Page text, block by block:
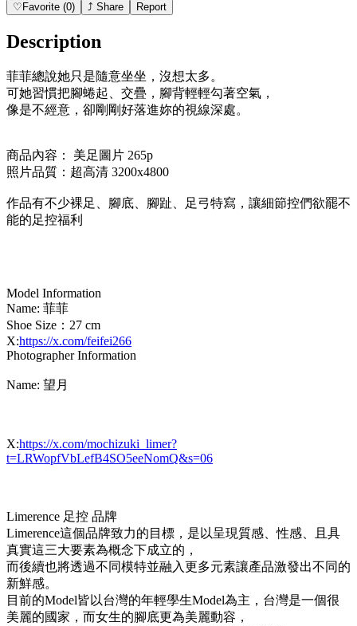
♡ Favorite (0) ⤴ Share Report
Description
菲菲總說她只是隨意坐坐，沒想太多。
可她習慣把腳蜷起、交疊，腳背輕輕勾著空氣，
像是不經意，卻剛剛好落進妳的視線深處。
商品內容： 美足圖片 265p
照片品質：超高清 3200x4800
作品有不少裸足、腳底、腳趾、足弓特寫，讓細節控們欲罷不
能的足控福利
Model Information
Name: 菲菲
Shoe Size：27 cm
X:https://x.com/feifei266
Photographer Information
Name: 望月
X:https://x.com/mochizuki_limer?
t=LRWopfVbLefB4SO5eeNomQ&s=06
Limerence 足控 品牌
Limerence這個品牌致力的目標，是以呈現質感、性感、且具
真實這三大要素為概念下成立的，
而後續也將透過不同模特並融入更多元素讓產品激發出不同的
新鮮感。
目前的Model皆以台灣的年輕學生Model為主，台灣是一個很
美麗的國家，而女生的腳底更為美麗動容，